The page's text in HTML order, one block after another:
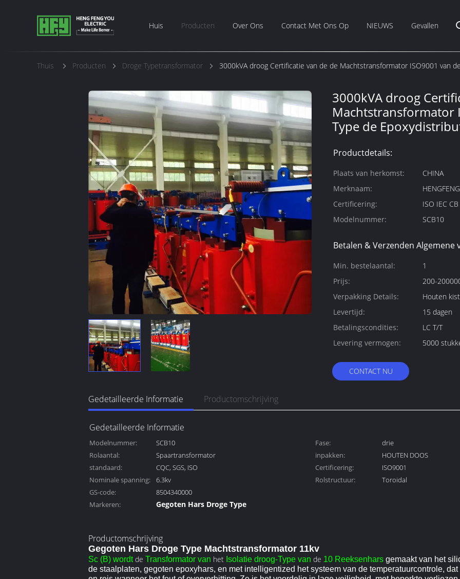
Huis Producten Over Ons Contact Met Ons Op NIEUWS Gevallen
Thuis Producten Droge Typetransformator 3000kVA droog Certificatie van de de Machtstransformator ISO9001 van
3000kVA droog
Machtstransformator
Type de
Productdetails:
Plaats van herkomst:
CHINA
Merknaam:
Certificering:
ISO IEC
Modelnummer:
SCB10
Betalen & Verzenden Algemene
Min. bestelaantal:
1
Prijs:
200-
Verpakking Details:
Houten kist
Levertijd:
15 dagen
Betalingscondities:
LC T/T
Levering vermogen:
5000
CONTACT NU
Gedetailleerde Informatie Productomschrijving
Gedetailleerde Informatie
Modelnummer: SCB10 Fase:
drie
Rolaantal:
Spaartransformator inpakken:
HOUTEN DOOS
standaard:
CQC, SGS, ISO Certificering:
ISO9001
Nominale spanning:
6.3kv Rolstructuur:
Toroidal
GS-code:
8504340000
Markeren:
Gegoten Hars Droge Type
De Transformator van de
machtsdistributie
Productomschrijving
Gegoten Hars Droge Type Machtstransformator 11kv
Sc (B) wordtde Transformator van het Isolatie droog-Type van de 10 Reeksenhars gemaakt van het
de staalplaten, gegoten epoxyhars, en met intelligentized het systeem van de temperatuurcontrole,